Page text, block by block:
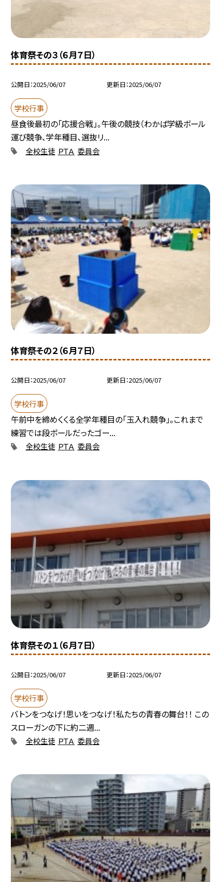
体育祭その３（６月７日）
公開日 2025/06/07 更新日 2025/06/07
学校行事
昼食後最初の「応援合戦」。午後の競技（わかば学級ボール
運び競争、学年種目、選抜リ...
全校生徒 ＰＴＡ 委員会
体育祭その２（６月７日）
公開日 2025/06/07 更新日 2025/06/07
学校行事
午前中を締めくくる全学年種目の「玉入れ競争」。これまで
練習では段ボールだったゴー...
全校生徒 ＰＴＡ 委員会
体育祭その１（６月７日）
公開日 2025/06/07 更新日 2025/06/07
学校行事
バトンをつなげ！思いをつなげ！私たちの青春の舞台！！ この
スローガンの下に約二週...
全校生徒 ＰＴＡ 委員会